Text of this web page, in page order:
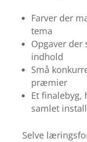
Farver der
tema
Opgaver
indhold
Små
præmier
Et finalebyg,
samlet
Selve